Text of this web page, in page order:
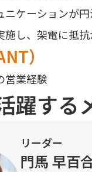
ニケーションが
施し、架電に抵
）
営業経験
躍する
リーダー
門馬 早百